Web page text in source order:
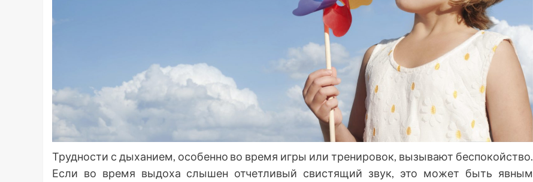
Трудности с дыханием, особенно во время игры или тренировок, вызывают беспокойство.
Если во время выдоха слышен отчетливый свистящий звук, это может быть явным